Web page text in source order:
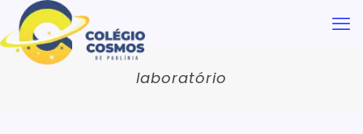
laboratório